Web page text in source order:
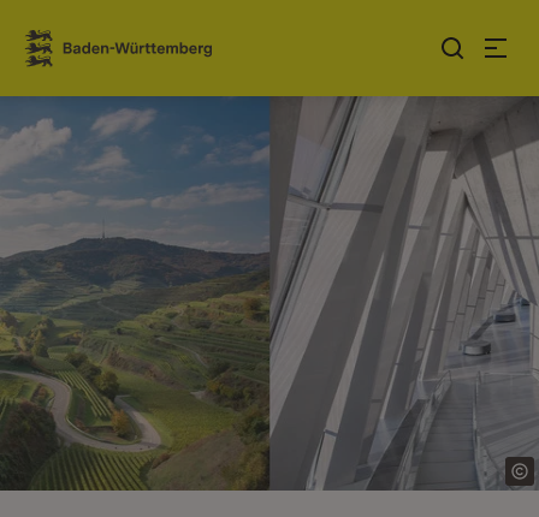
Sauter au contenu
Link zur Startseite